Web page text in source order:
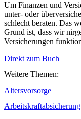
Um Finanzen und
unter- oder
schlecht beraten. Das
Grund ist, dass wir
Versicherungen
Direkt zum Buch
Weitere Themen:
Altersvorsorge
Arbeitskraftabsicherung